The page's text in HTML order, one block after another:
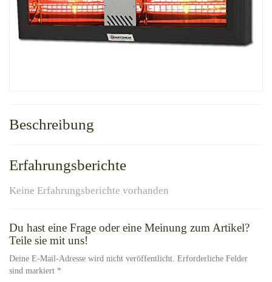
Beschreibung
Erfahrungsberichte
Keine Erfahrungsberichte vorhanden
Du hast eine Frage oder eine Meinung zum Artikel?
Teile sie mit uns!
Deine E-Mail-Adresse wird nicht veröffentlicht. Erforderliche Felder
sind markiert *